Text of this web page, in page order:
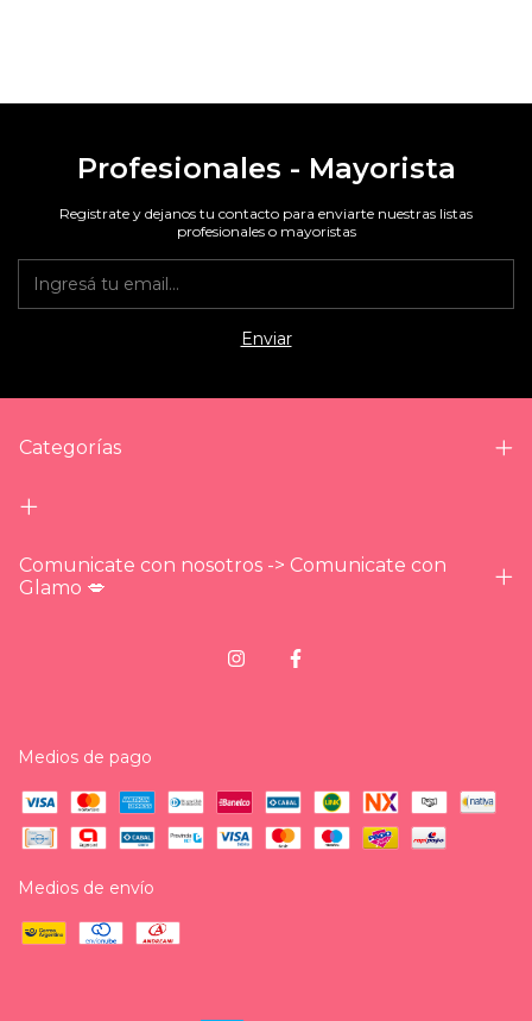
Profesionales - Mayorista
Registrate y dejanos tu contacto para enviarte nuestras listas
profesionales o mayoristas
Categorías
Comunicate con nosotros -> Comunicate con
Glamo 💋
Medios de pago
Medios de envío